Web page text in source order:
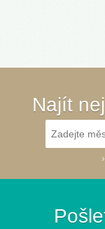
Najít
›